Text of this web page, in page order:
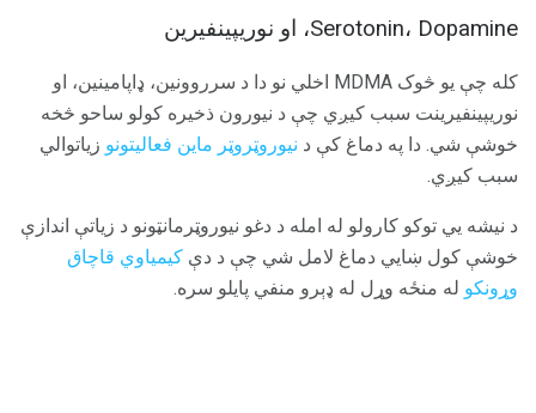
Serotonin، Dopamine، او نوریپینفیرین
کله چې یو څوک MDMA اخلي نو دا د سرروونین، ډاپامینین، او
نوریپینفیرینت سبب کیږي چې د نیورون ذخیره کولو ساحو څخه
خوشې شي. دا په دماغ کې د نیوروټروټر ماین فعالیتونو زیاتوالي
سبب کیږي.
د نيشه يي توکو کارولو له امله د دغو نيوروټرمانټونو د زياتې اندازې
خوشې کول ښايي دماغ لامل شي چې د دې کيمياوي قاچاق
وړونکو له منځه وړل له ډېرو منفي پايلو سره.